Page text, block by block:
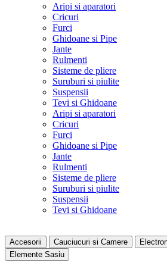
Aripi si aparatori
Cricuri
Furci
Ghidoane si Pipe
Jante
Rulmenti
Sisteme de pliere
Suruburi si piulite
Suspensii
Tevi si Ghidoane
Aripi si aparatori
Cricuri
Furci
Ghidoane si Pipe
Jante
Rulmenti
Sisteme de pliere
Suruburi si piulite
Suspensii
Tevi si Ghidoane
Accesorii Cauciucuri si Camere
Elemente Sasiu